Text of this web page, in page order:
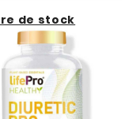
de stock